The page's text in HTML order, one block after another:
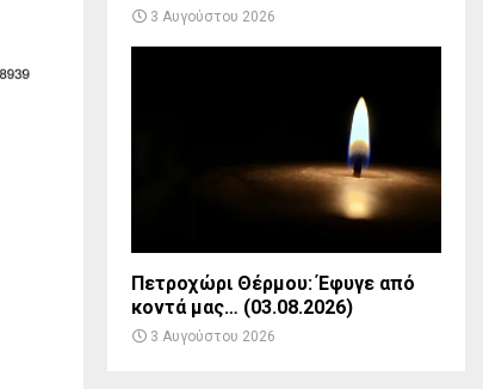
3 Αυγούστου 2026
Πετροχώρι Θέρμου: Έφυγε από
κοντά μας… (03.08.2026)
3 Αυγούστου 2026